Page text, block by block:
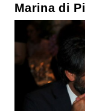
Marina di